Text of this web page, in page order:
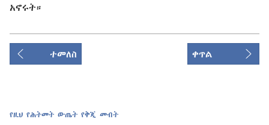
አኖሩት።
ተመለስ ቀጥል
የዚህ የሕትመት ውጤት የቅጂ መብት